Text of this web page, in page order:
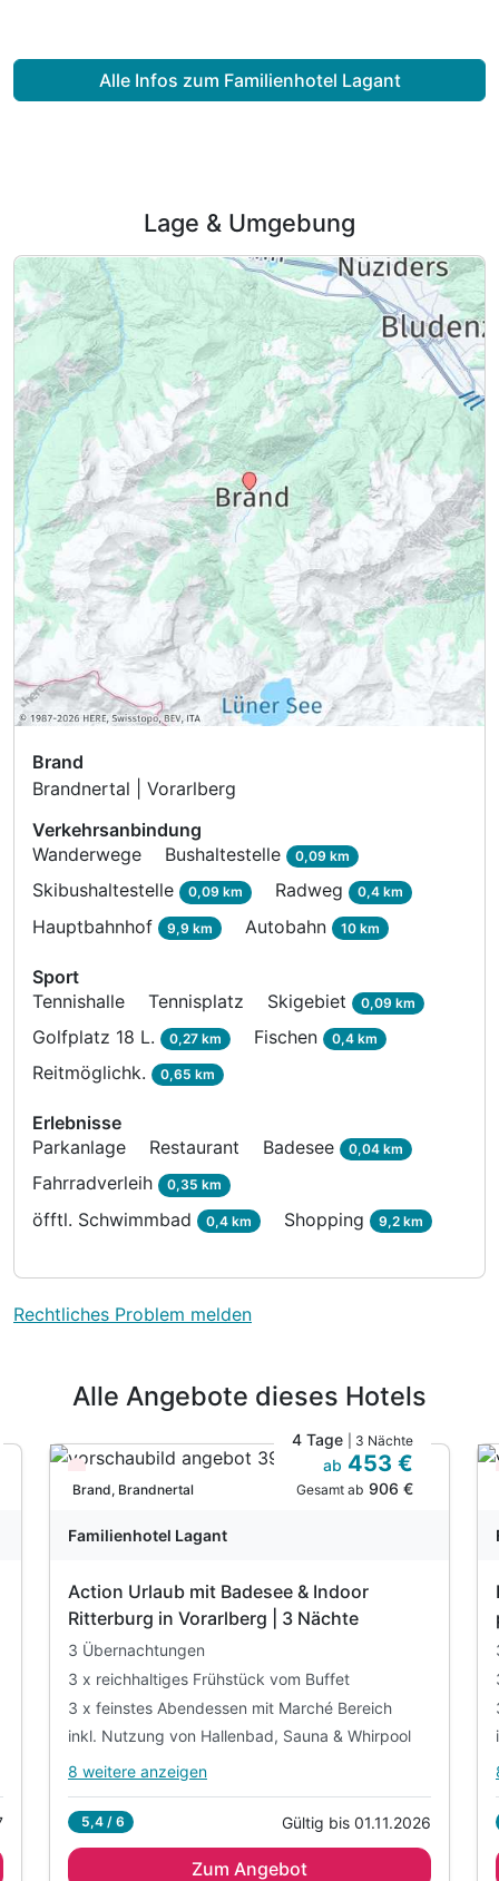
Alle Infos zum Familienhotel Lagant
Lage & Umgebung
Brand
Brandnertal | Vorarlberg
Verkehrsanbindung
Wanderwege
Bushaltestelle 0,09 km
Skibushaltestelle 0,09 km Radweg 0,4 km
Hauptbahnhof 9,9 km Autobahn 10 km
Sport
Tennishalle
Tennisplatz Skigebiet 0,09 km
Golfplatz 18 L. 0,27 km Fischen 0,4 km
Reitmöglichk. 0,65 km
Erlebnisse
Parkanlage
Restaurant Badesee 0,04 km
Fahrradverleih 0,35 km
öfftl. Schwimmbad 0,4 km Shopping 9,2 km
Rechtliches Problem melden
Alle Angebote dieses Hotels
Wieder frei ab September
Brand, Brandnertal
4 Tage | 3 Nächte
ab 453 €
Gesamt ab 906 €
Familienhotel Lagant
Action Urlaub mit Badesee & Indoor
Ritterburg in Vorarlberg | 3 Nächte
3 Übernachtungen
3 x reichhaltiges Frühstück vom Buffet
3 x feinstes Abendessen mit Marché Bereich
inkl. Nutzung von Hallenbad, Sauna & Whirpool
Alle Inklusivleistungen
3 x reichhaltiges Frühstück vom Buffet
8 weitere anzeigen
5,4 / 6 Gültig bis 01.11.2026
Zum Angebot